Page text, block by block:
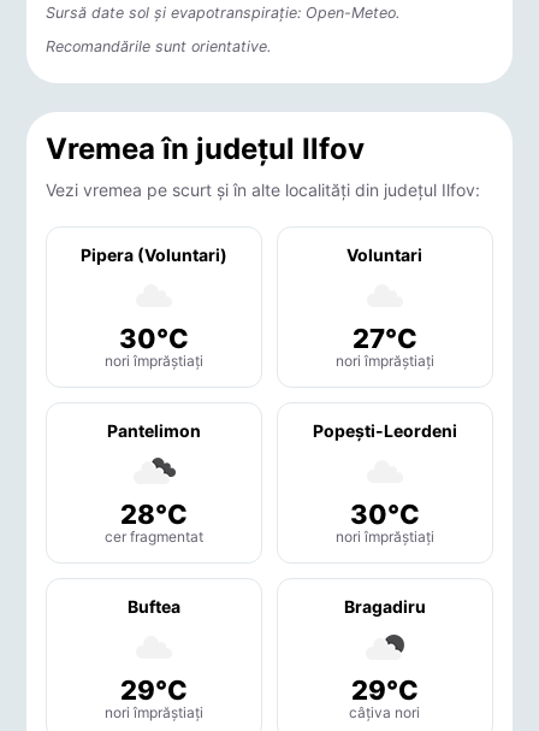
Sursă date sol și evapotranspirație: Open-Meteo.
Recomandările sunt orientative.
Vremea în județul Ilfov
Vezi vremea pe scurt și în alte localități din județul Ilfov:
Pipera (Voluntari)
30°C
nori împrăștiați
Voluntari
27°C
nori împrăștiați
Pantelimon
28°C
cer fragmentat
Popeşti-Leordeni
30°C
nori împrăștiați
Buftea
29°C
nori împrăștiați
Bragadiru
29°C
câțiva nori